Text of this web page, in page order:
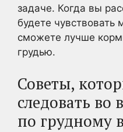
задаче. Когда вы
будете чувствовать
сможете лучше
грудью.
Советы,
следовать во
по грудному